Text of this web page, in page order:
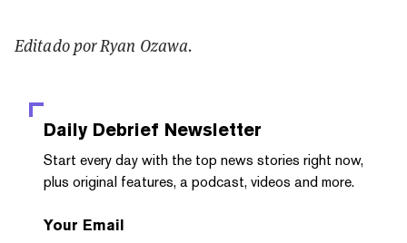
Editado por Ryan Ozawa.
Daily Debrief Newsletter
Start every day with the top news stories right now,
plus original features, a podcast, videos and more.
Your Email